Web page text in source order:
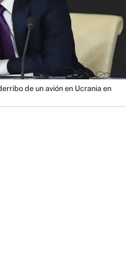
de un avión en Ucrania en